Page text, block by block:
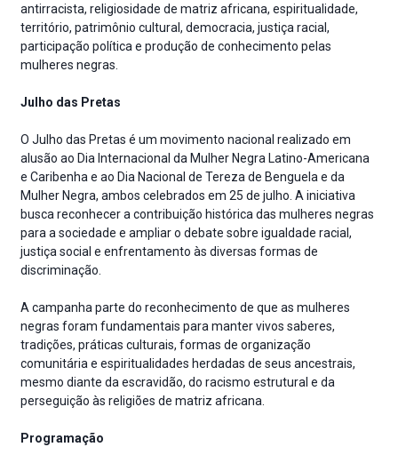
antirracista, religiosidade de matriz africana, espiritualidade,
território, patrimônio cultural, democracia, justiça racial,
participação política e produção de conhecimento pelas
mulheres negras.
Julho das Pretas
O Julho das Pretas é um movimento nacional realizado em
alusão ao Dia Internacional da Mulher Negra Latino-Americana
e Caribenha e ao Dia Nacional de Tereza de Benguela e da
Mulher Negra, ambos celebrados em 25 de julho. A iniciativa
busca reconhecer a contribuição histórica das mulheres negras
para a sociedade e ampliar o debate sobre igualdade racial,
justiça social e enfrentamento às diversas formas de
discriminação.
A campanha parte do reconhecimento de que as mulheres
negras foram fundamentais para manter vivos saberes,
tradições, práticas culturais, formas de organização
comunitária e espiritualidades herdadas de seus ancestrais,
mesmo diante da escravidão, do racismo estrutural e da
perseguição às religiões de matriz africana.
Programação